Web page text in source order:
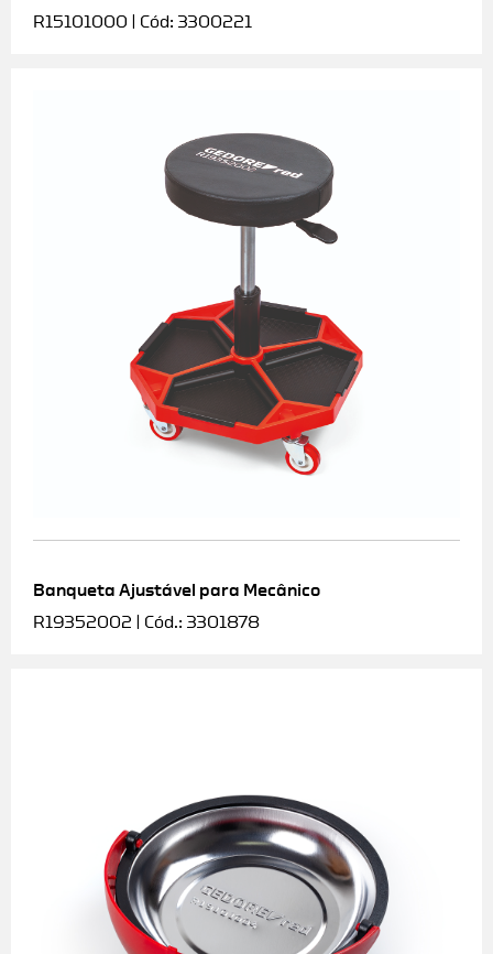
R15101000 | Cód: 3300221
Banqueta Ajustável para Mecânico
R19352002 | Cód.: 3301878